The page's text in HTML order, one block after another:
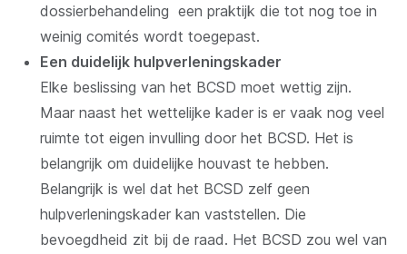
dossierbehandeling een praktijk die tot nog toe in
weinig comités wordt toegepast.
Een duidelijk hulpverleningskader
Elke beslissing van het BCSD moet wettig zijn.
Maar naast het wettelijke kader is er vaak nog veel
ruimte tot eigen invulling door het BCSD. Het is
belangrijk om duidelijke houvast te hebben.
Belangrijk is wel dat het BCSD zelf geen
hulpverleningskader kan vaststellen. Die
bevoegdheid zit bij de raad. Het BCSD zou wel van